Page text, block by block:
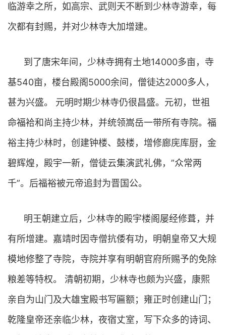
临游幸之所，如高宗、武则天不断到少林寺游幸，每
次都有封赐，并对少林寺大加增建。
到了唐宋年间，少林寺拥有土地14000多亩，寺
基540亩，楼台殿阁5000余间，僧徒达2000多人，
甚为兴盛。 元明时期少林寺仍很昌盛。元初，世祖
命福袷和尚主持少林，并统领嵩岳一带所有寺院。福
裕主持少林时，创建钟楼、鼓楼，增修廊庑库厨，金
碧辉煌，殿宇一新，僧徒云集演武礼佛，”众常两
千”。后福裕被元帝追封为晋国公。
明王朝建立后，少林寺的殿宇楼阁屡经修葺，并
有所增建。嘉靖时因寺僧抗倭有功，明朝皇帝又大规
模地修整了寺院，寺院并享有明朝官府所赐予的免除
粮差等特权。 清朝初期，少林寺也颇为兴盛，康熙
亲自为山门及大雄宝殿书写匾额；雍正时创建山门；
乾隆皇帝还亲临少林，夜宿丈室，写下众多的诗词、